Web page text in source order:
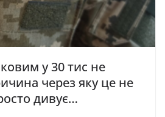
у 30 тис не
через яку це не
дивує…